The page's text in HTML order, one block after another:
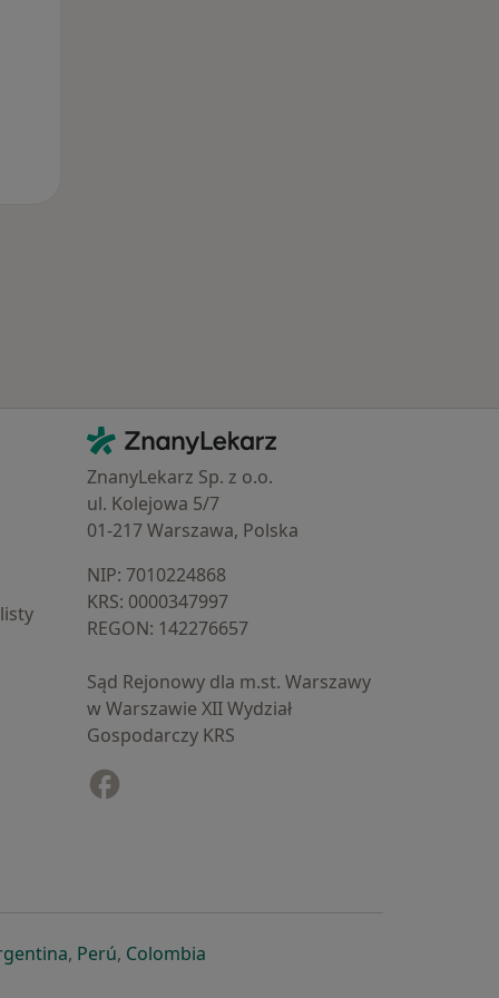
Kontakt
ZnanyLekarz - Strona główna
ZnanyLekarz Sp. z o.o.
ul. Kolejowa 5/7
01-217 Warszawa, Polska
NIP: ⁠7010224868
KRS: ⁠0000347997
REGON: ⁠142276657
Sąd Rejonowy dla m.st. Warszawy
w Warszawie XII Wydział
Gospodarczy KRS
karcie
w nowej karcie
się w nowej karcie
otwiera się w nowej karcie
, Perúotwiera się w nowej karcie
, Colombiaotwiera się w nowej karcie